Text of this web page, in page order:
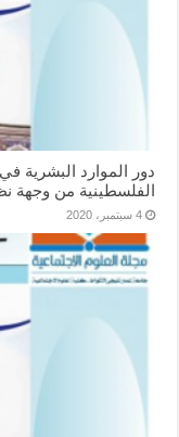
دور الموارد البشرية
الفلسطينية من وجهة
4 سبتمبر، 2020